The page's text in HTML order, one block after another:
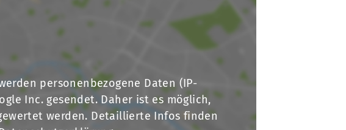
personenbezogene Daten (IP-
Inc. gesendet. Daher ist es möglich,
werden. Detaillierte Infos finden
Geschäftsstelle
Lauenburger Sport-Vereinigung e.V.
Raiffeisenweg 1a
21481 Lauenburg
04153 598 100
verwaltung@lauenburger-sv.de